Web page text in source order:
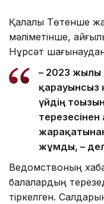
Қалалық Төтенше
мәліметінше,
Нұрсәт
– 2023 жылы
қарауынсыз
үйдің
жұмды, –
Ведомствоның
балалардың
тіркелген.